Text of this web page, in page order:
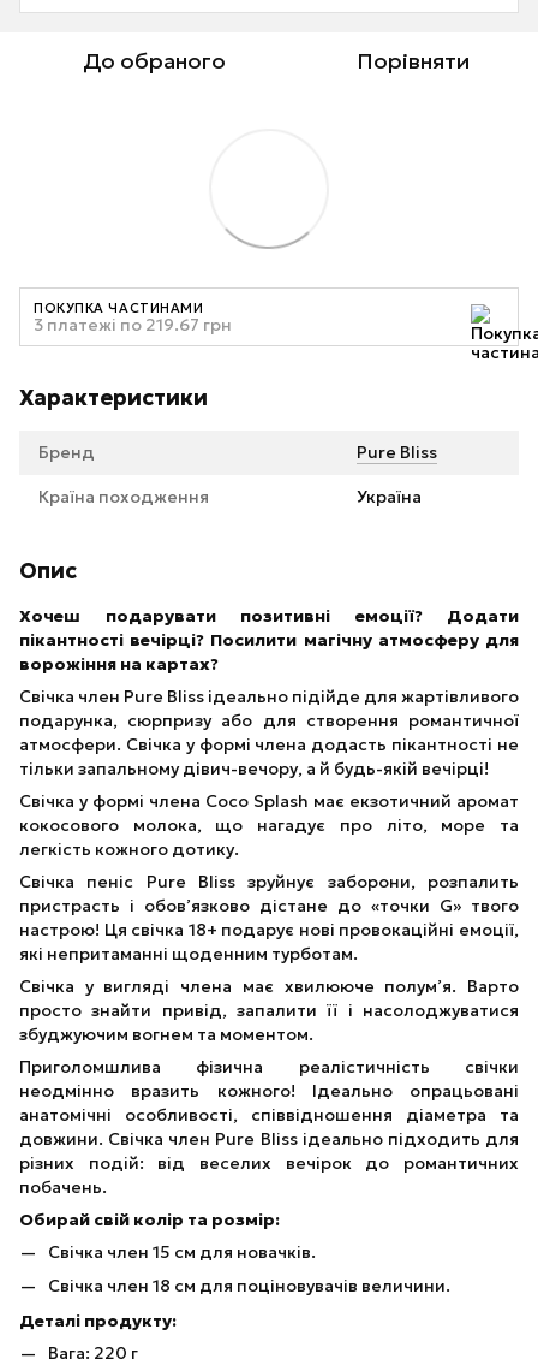
До обраного Порівняти
ПОКУПКА ЧАСТИНАМИ
3 платежі по 219.67 грн
Характеристики
Бренд Pure Bliss
Країна походження Україна
Опис
Хочеш подарувати позитивні емоції? Додати
пікантності вечірці? Посилити магічну атмосферу для
ворожіння на картах?
Свічка член Pure Bliss ідеально підійде для жартівливого
подарунка, сюрпризу або для створення романтичної
атмосфери. Свічка у формі члена додасть пікантності не
тільки запальному дівич-вечору, а й будь-якій вечірці!
Свічка у формі члена Coco Splash має екзотичний аромат
кокосового молока, що нагадує про літо, море та
легкість кожного дотику.
Свічка пеніс Pure Bliss зруйнує заборони, розпалить
пристрасть і обов’язково дістане до «точки G» твого
настрою! Ця свічка 18+ подарує нові провокаційні емоції,
які непритаманні щоденним турботам.
Свічка у вигляді члена має хвилююче полум’я. Варто
просто знайти привід, запалити її і насолоджуватися
збуджуючим вогнем та моментом.
Приголомшлива фізична реалістичність свічки
неодмінно вразить кожного! Ідеально опрацьовані
анатомічні особливості, співвідношення діаметра та
довжини. Свічка член Pure Bliss ідеально підходить для
різних подій: від веселих вечірок до романтичних
побачень.
Обирай свій колір та розмір:
Свічка член 15 см для новачків.
Свічка член 18 см для поціновувачів величини.
Деталі продукту:
Вага: 220 г